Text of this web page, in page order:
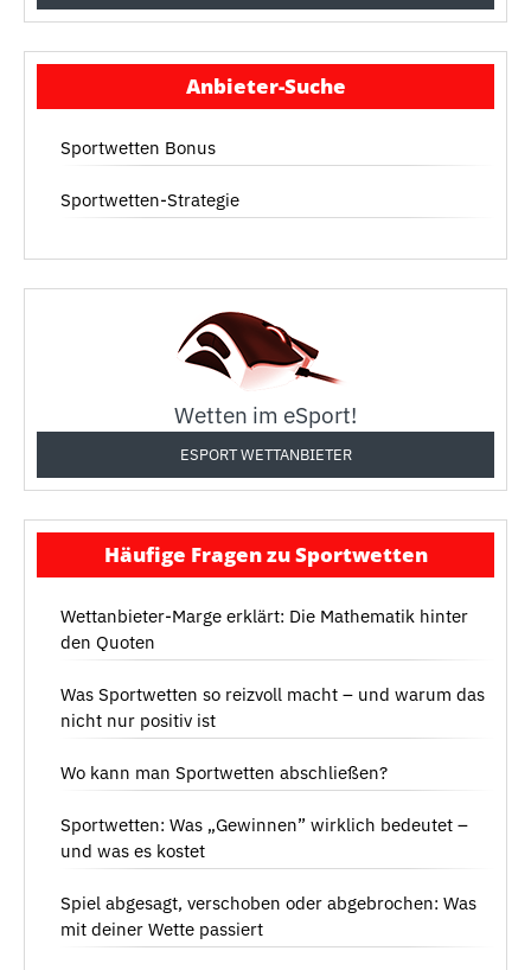
Anbieter-Suche
Sportwetten Bonus
Sportwetten-Strategie
Wetten im eSport!
ESPORT WETTANBIETER
Häufige Fragen zu Sportwetten
Wettanbieter-Marge erklärt: Die Mathematik hinter
den Quoten
Was Sportwetten so reizvoll macht – und warum das
nicht nur positiv ist
Wo kann man Sportwetten abschließen?
Sportwetten: Was „Gewinnen” wirklich bedeutet –
und was es kostet
Spiel abgesagt, verschoben oder abgebrochen: Was
mit deiner Wette passiert